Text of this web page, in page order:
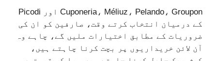
Cuponeria، Méliuz، Pelando، Groupon اور Picodi
کے درمیان انتخاب کرتے وقت، صارفین کو ان کی
ضروریات کے مطابق اختیارات ملیں گے، چاہے وہ
آن لائن خریداریوں پر بچت کرنا چاہتے ہیں،